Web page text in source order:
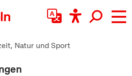
Natur und Sport